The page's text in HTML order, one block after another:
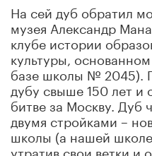
На сей дуб обратил
музея Александр
клубе истории
культуры,
базе школы № 2045).
дубу свыше 150 лет и
битве за Москву. Дуб
двумя стройками –
школы (а нашей школе
утратив свои ветки и